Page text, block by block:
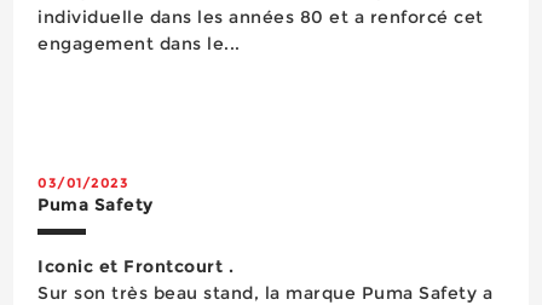
individuelle dans les années 80 et a renforcé cet
engagement dans le...
03/01/2023
Puma Safety
Iconic et Frontcourt .
Sur son très beau stand, la marque Puma Safety a